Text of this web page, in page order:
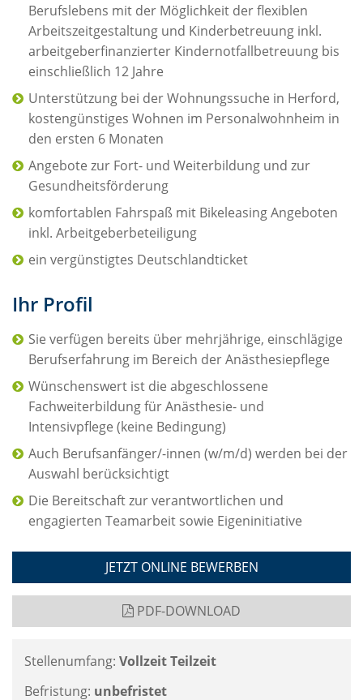
Berufslebens mit der Möglichkeit der flexiblen
Arbeitszeitgestaltung und Kinderbetreuung inkl.
arbeitgeberfinanzierter Kindernotfallbetreuung bis
einschließlich 12 Jahre
Unterstützung bei der Wohnungssuche in Herford,
kostengünstiges Wohnen im Personalwohnheim in
den ersten 6 Monaten
Angebote zur Fort- und Weiterbildung und zur
Gesundheitsförderung
komfortablen Fahrspaß mit Bikeleasing Angeboten
inkl. Arbeitgeberbeteiligung
ein vergünstigtes Deutschlandticket
Ihr Profil
Sie verfügen bereits über mehrjährige, einschlägige
Berufserfahrung im Bereich der Anästhesiepflege
Wünschenswert ist die abgeschlossene
Fachweiterbildung für Anästhesie- und
Intensivpflege (keine Bedingung)
Auch Berufsanfänger/-innen (w/m/d) werden bei der
Auswahl berücksichtigt
Die Bereitschaft zur verantwortlichen und
engagierten Teamarbeit sowie Eigeninitiative
JETZT ONLINE BEWERBEN
PDF-DOWNLOAD
Stellenumfang: Vollzeit Teilzeit
Befristung: unbefristet